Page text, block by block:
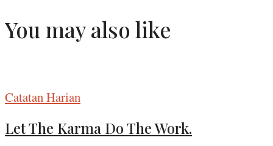
You may also like
Catatan Harian
Let The Karma Do The Work.